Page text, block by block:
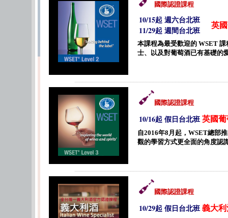
國際認證課程
10/15起 週六台北班
11/29起 週間台北班
英
本課程為最受歡迎的 WSET
士、以及對葡萄酒已有基礎的
國際認證課程
10/16起 假日台北班英國葡
自2016年8月起，WSET總部
觀的學習方式更全面的角度認
國際認證課程
10/29起 假日台北班義大利